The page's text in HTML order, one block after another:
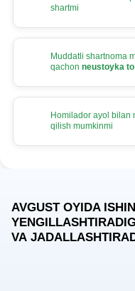
shartmi
Muddatli shartnoma
qachon neustoyka
Homilador ayol bilan
qilish mumkinmi
AVGUST OYIDA
VA